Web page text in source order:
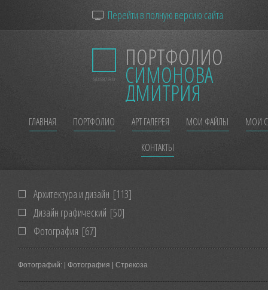
Перейти в полную версию сайта
SDS87.RU
ПОРТФОЛИО
СИМОНОВА
ДМИТРИЯ
ГЛАВНАЯ ПОРТФОЛИО АРТ ГАЛЕРЕЯ МОИ ФАЙЛЫ
МОИ
КОНТАКТЫ
Архитектура и дизайн [113]
Дизайн графический [50]
Фотография [67]
Фотографий: | Фотография | Стрекоза